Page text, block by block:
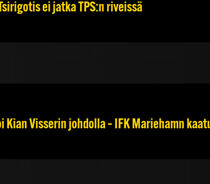
ei jatka TPS:n riveissä
Kian Visserin johdolla – IFK Mariehamn